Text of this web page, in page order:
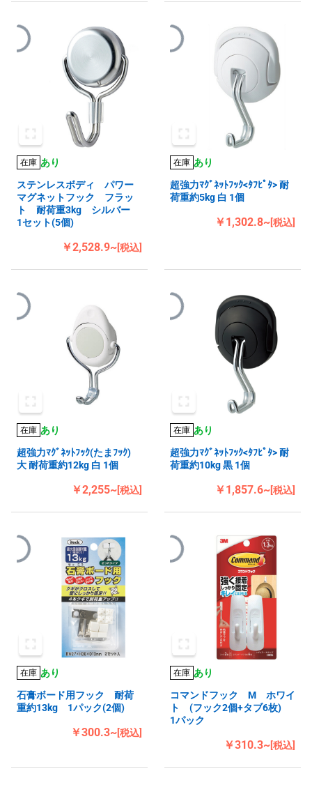
在庫 あり
ステンレスボディ パワー
マグネットフック フラッ
ト 耐荷重3kg シルバー
1セット(5個)
￥2,528.9~[税込]
在庫 あり
超強力ﾏｸﾞﾈｯﾄﾌｯｸ<ﾀﾌﾋﾟﾀ> 耐
荷重約5kg 白 1個
￥1,302.8~[税込]
在庫 あり
超強力ﾏｸﾞﾈｯﾄﾌｯｸ(たまﾌｯｸ)
大 耐荷重約12kg 白 1個
￥2,255~[税込]
在庫 あり
超強力ﾏｸﾞﾈｯﾄﾌｯｸ<ﾀﾌﾋﾟﾀ> 耐
荷重約10kg 黒 1個
￥1,857.6~[税込]
在庫 あり
石膏ボード用フック 耐荷
重約13kg 1パック(2個)
￥300.3~[税込]
在庫 あり
コマンドフック M ホワイ
ト (フック2個+タブ6枚)
1パック
￥310.3~[税込]